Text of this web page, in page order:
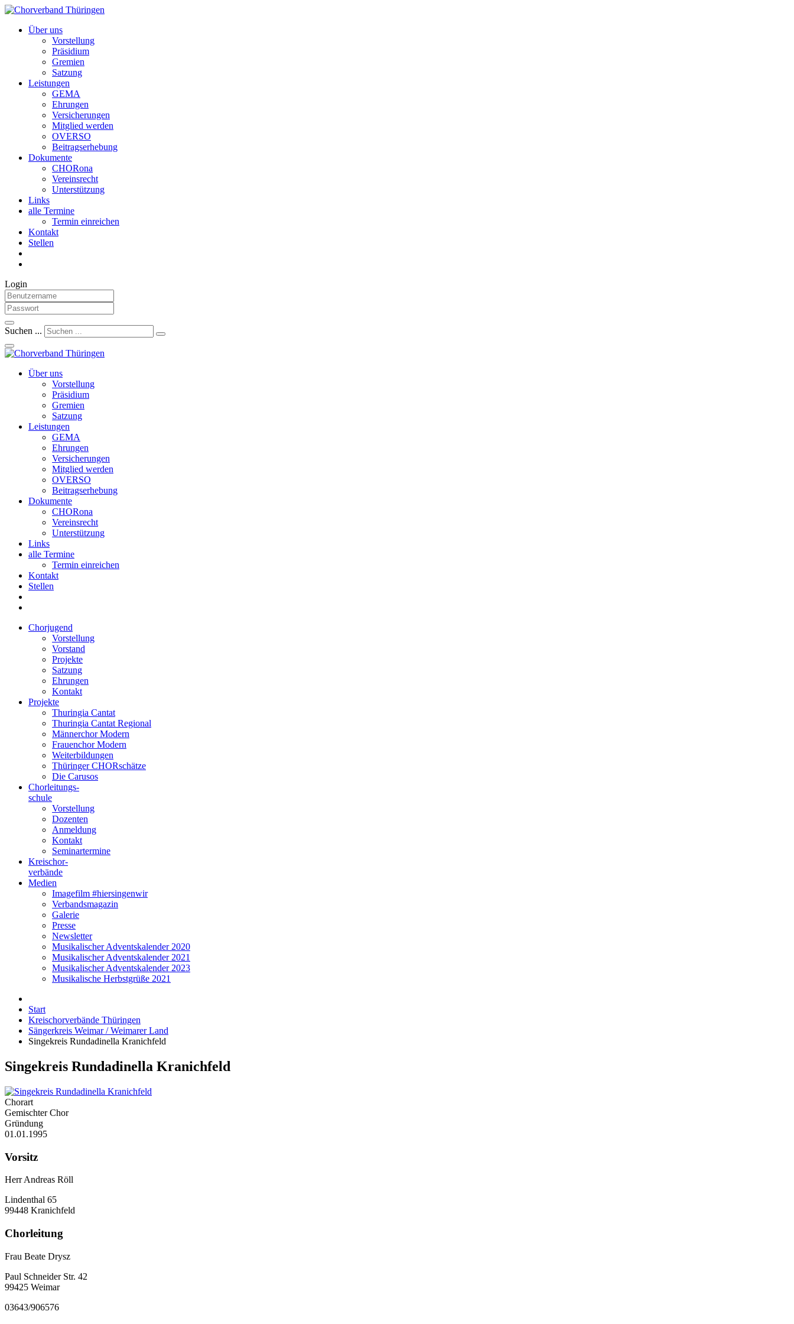
Über uns
Vorstellung
Präsidium
Gremien
Satzung
Leistungen
GEMA
Ehrungen
Versicherungen
Mitglied werden
OVERSO
Beitragserhebung
Dokumente
CHORona
Vereinsrecht
Unterstützung
Links
alle Termine
Termin einreichen
Kontakt
Stellen
Login
Suchen ...
Über uns
Vorstellung
Präsidium
Gremien
Satzung
Leistungen
GEMA
Ehrungen
Versicherungen
Mitglied werden
OVERSO
Beitragserhebung
Dokumente
CHORona
Vereinsrecht
Unterstützung
Links
alle Termine
Termin einreichen
Kontakt
Stellen
Chorjugend
Vorstellung
Vorstand
Projekte
Satzung
Ehrungen
Kontakt
Projekte
Thuringia Cantat
Thuringia Cantat Regional
Männerchor Modern
Frauenchor Modern
Weiterbildungen
Thüringer CHORschätze
Die Carusos
Chorleitungs-
schule
Vorstellung
Dozenten
Anmeldung
Kontakt
Seminartermine
Kreischor-
verbände
Medien
Imagefilm #hiersingenwir
Verbandsmagazin
Galerie
Presse
Newsletter
Musikalischer Adventskalender 2020
Musikalischer Adventskalender 2021
Musikalischer Adventskalender 2023
Musikalische Herbstgrüße 2021
Start
Kreischorverbände Thüringen
Sängerkreis Weimar / Weimarer Land
Singekreis Rundadinella Kranichfeld
Singekreis Rundadinella Kranichfeld
Chorart
Gemischter Chor
Gründung
01.01.1995
Vorsitz
Herr Andreas Röll
Lindenthal 65
99448 Kranichfeld
Chorleitung
Frau Beate Drysz
Paul Schneider Str. 42
99425 Weimar
03643/906576